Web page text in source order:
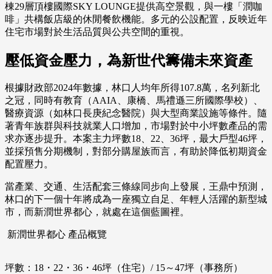
棟29層頂樓國際SKY LOUNGE提供高空景觀，與一樓「潤咖
啡」共構飯店級的休閒餐飲機能。多元的公設配置，反映近年
住宅市場對於生活品質與公共空間的重視。
壓低資金壓力，為新世代籌備未來資產
根據財政部2024年數據，林口人均年所得107.8萬，名列新北
之冠，同時有教育（AAIA、康橋、馬禮遜三所國際學校）、
醫療資源（如林口長庚紀念醫院）與大型商業設施等條件。隨
著青年族群與科技就業人口增加，市場對於中小坪數產品的需
求亦逐步提升。本案主力坪數18、22、36坪，最大戶型46坪，
並採預售分期機制，對部分購屋族而言，有助於降低初期資金
配置壓力。
當產業、交通、生活配套三條線同步向上發展，王鼎中預測，
林口的下一個十年將成為一座獨立自足、年輕人活躍的新型城
市，而新潤世界都心，就處在這個藍圖裡。
新潤世界都心 產品概覽
坪數：18・22・36・46坪（住宅）/ 15～47坪（事務所）